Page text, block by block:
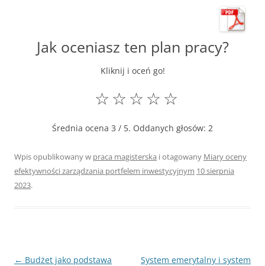
Jak oceniasz ten plan pracy?
Kliknij i oceń go!
☆
☆
☆
☆
☆
Średnia ocena 3 / 5. Oddanych głosów: 2
Wpis opublikowany w praca magisterska i otagowany Miary oceny
efektywności zarządzania portfelem inwestycyjnym 10 sierpnia
2023.
Nawigacja
← Budżet jako podstawa
System emerytalny i system